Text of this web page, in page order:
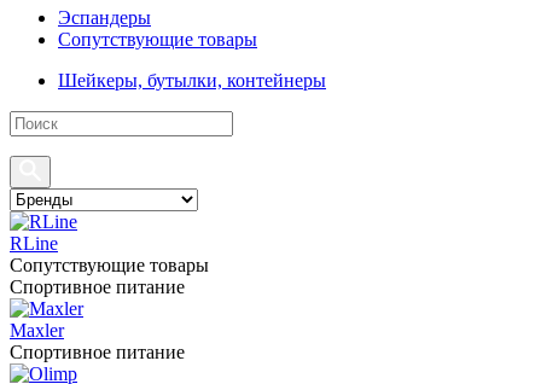
Эспандеры
Сопутствующие товары
Шейкеры, бутылки, контейнеры
RLine
Сопутствующие товары
Спортивное питание
Maxler
Спортивное питание